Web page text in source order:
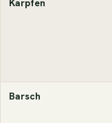
Karpfen
Barsch